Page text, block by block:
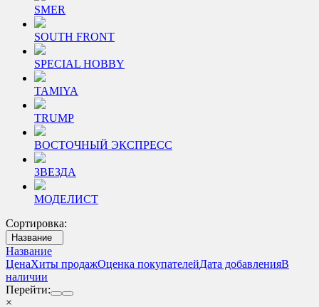
SMER
SOUTH FRONT
SPECIAL HOBBY
TAMIYA
TRUMP
ВОСТОЧНЫЙ ЭКСПРЕСС
ЗВЕЗДА
МОДЕЛИСТ
Сортировка:
Название
Название
ЦенаХиты продажОценка покупателейДата добавленияВ
наличии
Перейти:
×